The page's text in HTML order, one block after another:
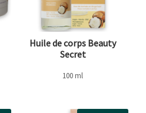
Huile de corps Beauty
Secret
100 ml